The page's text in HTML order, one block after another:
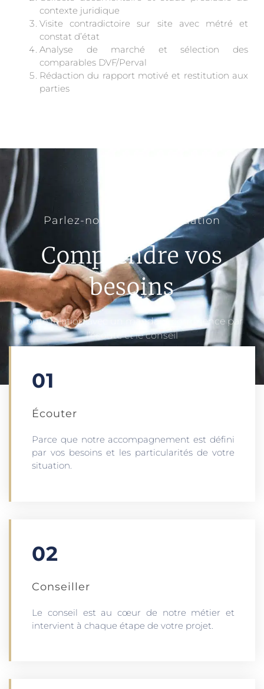
contexte juridique
Visite contradictoire sur site avec métré et
constat d’état
Analyse de marché et sélection des
comparables DVF/Perval
Rédaction du rapport motivé et restitution aux
parties
Parlez-nous de votre situation
Comprendre vos
besoins
Toute relation avec un mandant commence par
l’écoute et le conseil
01
Écouter​
Parce que notre accompagnement est défini
par vos besoins et les particularités de votre
situation.
02
Conseiller
Le conseil est au cœur de notre métier et
intervient à chaque étape de votre projet.